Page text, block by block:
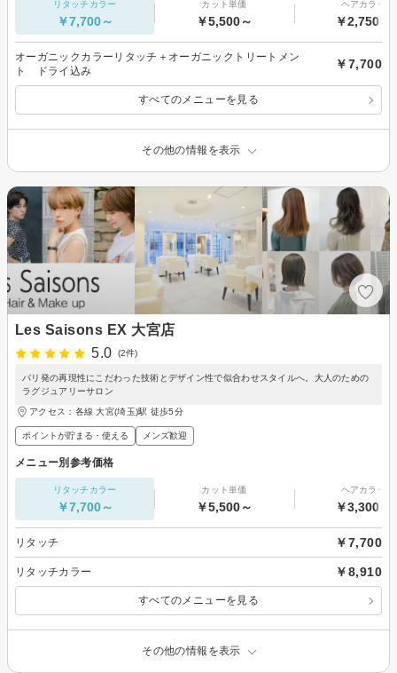
リタッチカラー
￥7,700～
カット単価
￥5,500～
ヘアカラー
￥2,750～
オーガニックカラーリタッチ＋オーガニックトリートメン
ト ドライ込み
￥7,700
すべてのメニューを見る
その他の情報を表示
Les Saisons EX 大宮店
5.0
(2件)
パリ発の再現性にこだわった技術とデザイン性で似合わせスタイルへ。大人のための
ラグジュアリーサロン
アクセス：各線 大宮(埼玉)駅 徒歩5分
ポイントが貯まる・使える メンズ歓迎
メニュー別参考価格
リタッチカラー
￥7,700～
カット単価
￥5,500～
ヘアカラー
￥3,300～
リタッチ ￥7,700
リタッチカラー ￥8,910
すべてのメニューを見る
その他の情報を表示